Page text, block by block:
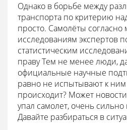
Однако в борьбе между
транспорта по критерию
просто. Самолёты согласно
исследованиям экспертов
статистическим
праву Тем не менее люди,
официальные научные
равно не испытывают к
происходит? Может
упал самолет, очень сильно
Давайте разбираться в